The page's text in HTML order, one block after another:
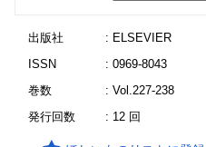
出版社
: ELSEVIER
ISSN
: 0969-8043
巻数
: Vol.227-238
発行回数
: 12 回